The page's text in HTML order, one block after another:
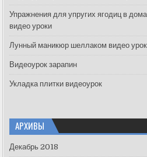
r
:
Упражнения для упругих ягодиц в
видео уроки
Лунный маникюр шеллаком видео
Видеоурок зарапин
Укладка плитки видеоурок
АРХИВЫ
Декабрь 2018